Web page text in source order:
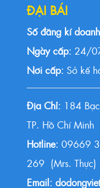
ĐẠI BÁI
Số đăng kí
Ngày cấp: 24/
Nơi cấp: Sở kế
Địa Chỉ: 184
TP. Hồ Chí Minh
Hotline: 09669
269 (Mrs. Thực)
Email: